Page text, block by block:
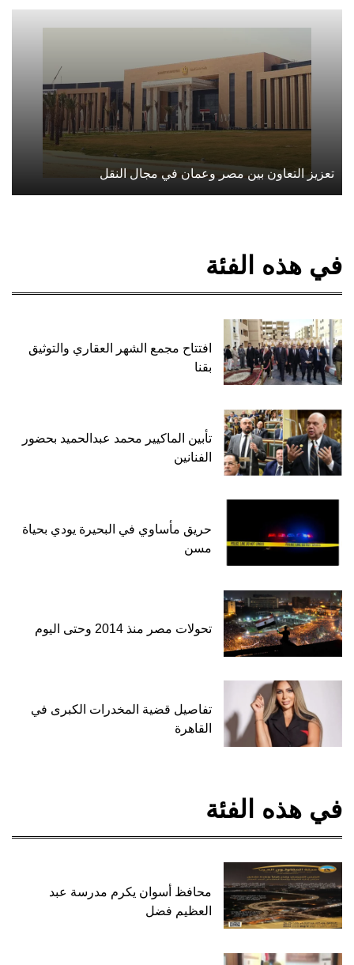
تعزيز التعاون بين مصر وعمان في مجال النقل
في هذه الفئة
افتتاح مجمع الشهر العقاري والتوثيق
بقنا
تأبين الماكيير محمد عبدالحميد بحضور
الفنانين
حريق مأساوي في البحيرة يودي بحياة
مسن
تحولات مصر منذ 2014 وحتى اليوم
تفاصيل قضية المخدرات الكبرى في
القاهرة
في هذه الفئة
محافظ أسوان يكرم مدرسة عبد
العظيم فضل